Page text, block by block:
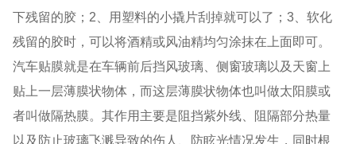
下残留的胶；2、用塑料的小撬片刮掉就可以了；3、软化
残留的胶时，可以将酒精或风油精均匀涂抹在上面即可。
汽车贴膜就是在车辆前后挡风玻璃、侧窗玻璃以及天窗上
贴上一层薄膜状物体，而这层薄膜状物体也叫做太阳膜或
者叫做隔热膜。其作用主要是阻挡紫外线、阻隔部分热量
以及防止玻璃飞溅导致的伤人、防眩光情况发生，同时根